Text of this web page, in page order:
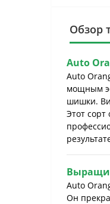
Обзор
Auto
Auto
мощным
шишки.
Этот
Auto
Он